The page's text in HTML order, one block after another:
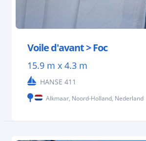
Voile d'avant > Foc
15.9 m x 4.3 m
HANSE 411
Alkmaar, Noord-Holland, Nederland